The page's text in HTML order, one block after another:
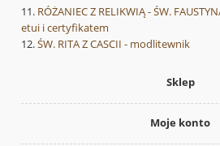
RÓŻANIEC Z RELIKWIĄ - ŚW.
etui i certyfikatem
ŚW. RITA Z CASCII - modlitewnik
Sklep
Moje konto